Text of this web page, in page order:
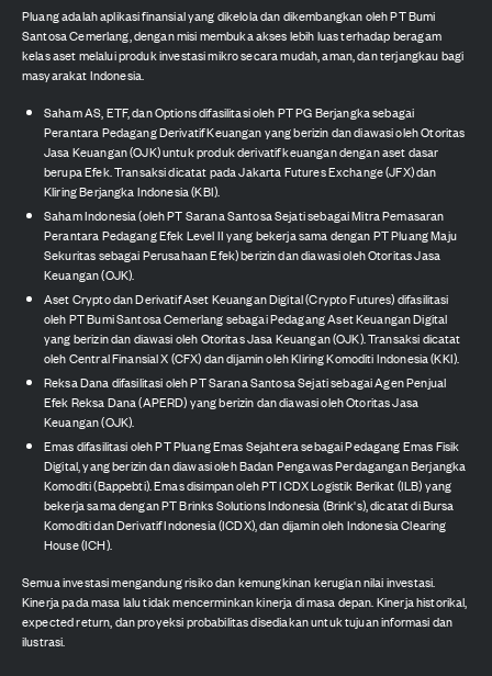
Pluang adalah aplikasi finansial yang dikelola dan dikembangkan oleh PT Bumi
Santosa Cemerlang, dengan misi membuka akses lebih luas terhadap beragam
kelas aset melalui produk investasi mikro secara mudah, aman, dan terjangkau bagi
masyarakat Indonesia.
Saham AS, ETF, dan Options difasilitasi oleh PT PG Berjangka sebagai
Perantara Pedagang Derivatif Keuangan yang berizin dan diawasi oleh Otoritas
Jasa Keuangan (OJK) untuk produk derivatif keuangan dengan aset dasar
berupa Efek. Transaksi dicatat pada Jakarta Futures Exchange (JFX) dan
Kliring Berjangka Indonesia (KBI).
Saham Indonesia (oleh PT Sarana Santosa Sejati sebagai Mitra Pemasaran
Perantara Pedagang Efek Level II yang bekerja sama dengan PT Pluang Maju
Sekuritas sebagai Perusahaan Efek) berizin dan diawasi oleh Otoritas Jasa
Keuangan (OJK).
Aset Crypto dan Derivatif Aset Keuangan Digital (Crypto Futures) difasilitasi
oleh PT Bumi Santosa Cemerlang sebagai Pedagang Aset Keuangan Digital
yang berizin dan diawasi oleh Otoritas Jasa Keuangan (OJK). Transaksi dicatat
oleh Central Finansial X (CFX) dan dijamin oleh Kliring Komoditi Indonesia (KKI).
Reksa Dana difasilitasi oleh PT Sarana Santosa Sejati sebagai Agen Penjual
Efek Reksa Dana (APERD) yang berizin dan diawasi oleh Otoritas Jasa
Keuangan (OJK).
Emas difasilitasi oleh PT Pluang Emas Sejahtera sebagai Pedagang Emas Fisik
Digital, yang berizin dan diawasi oleh Badan Pengawas Perdagangan Berjangka
Komoditi (Bappebti). Emas disimpan oleh PT ICDX Logistik Berikat (ILB) yang
bekerja sama dengan PT Brinks Solutions Indonesia (Brink's), dicatat di Bursa
Komoditi dan Derivatif Indonesia (ICDX), dan dijamin oleh Indonesia Clearing
House (ICH).
Semua investasi mengandung risiko dan kemungkinan kerugian nilai investasi.
Kinerja pada masa lalu tidak mencerminkan kinerja di masa depan. Kinerja historikal,
expected return, dan proyeksi probabilitas disediakan untuk tujuan informasi dan
ilustrasi.